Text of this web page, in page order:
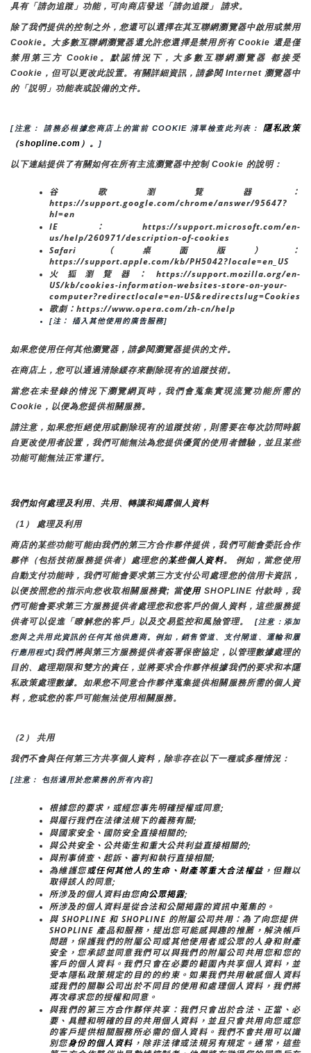
具有「請勿追蹤」功能，可向商店發送「請勿追蹤」 請求。
除了我們提供的控制之外，您還可以選擇在其互聯網瀏覽器中啟用或禁用
Cookie。大多數互聯網瀏覽器還允許您選擇是禁用所有 Cookie 還是僅
禁用第三方 Cookie。默認情況下，大多數互聯網瀏覽器 都接受
Cookie，但可以更改此設置。有關詳細資訊，請參閱 Internet 瀏覽器中
的「説明」功能表或設備的文件。
[注意： 請務必根據您商店上的當前 COOKIE 清單檢查此列表： 隱私政策
（shopline.com）。
]
以下連結提供了有關如何在所有主流瀏覽器中控制 Cookie 的說明：
谷歌瀏覽器：
https://support.google.com/chrome/answer/95647?
hl=en
IE：https://support.microsoft.com/en-
us/help/260971/description-of-cookies
Safari（桌面版）：
https://support.apple.com/kb/PH5042?locale=en_US
火狐瀏覽器：https://support.mozilla.org/en-
US/kb/cookies-information-websites-store-on-your-
computer?redirectlocale=en-US&redirectslug=Cookies
歌劇：https://www.opera.com/zh-cn/help
[注： 插入其他使用的廣告服務]
如果您使用任何其他瀏覽器，請參閱瀏覽器提供的文件。
在商店上，您可以通過清除緩存來刪除現有的追蹤技術。
當您在未登錄的情況下瀏覽網頁時，我們會蒐集實現流覽功能所需的
Cookie，以便為您提供相關服務。
請注意，如果您拒絕使用或刪除現有的追蹤技術，則需要在每次訪問時親
自更改使用者設置，我們可能無法為您提供優質的使用者體驗，並且某些
功能可能無法正常運行。
我們如何處理及利用、共用、轉讓和揭露個人資料
（1） 處理及利用
商店的某些功能可能由我們的第三方合作夥伴提供，我們可能會委託合作
夥伴（包括技術服務提供者）處理您的某些個人資料。 例如，當您使用
自動支付功能時，我們可能會要求第三方支付公司處理您的信用卡資訊，
以便按照您的指示向您收取相關服務費; 當使用 SHOPLINE 付款時，我
們可能會要求第三方服務提供者處理您和您客戶的個人資料，這些服務提
供者可以促進「瞭解您的客戶」以及交易監控和風險管理。
[注意：添加
您與之共用此資訊的任何其他供應商。例如，銷售管道、支付閘道、運輸和履
行應用程式]我們將與第三方服務提供者簽署保密協定，以管理數據處理的
目的、處理期限和雙方的責任，並將要求合作夥伴根據我們的要求和本隱
私政策處理數據。如果您不同意合作夥伴蒐集提供相關服務所需的個人資
料，您或您的客戶可能無法使用相關服務。
（2） 共用
我們不會與任何第三方共享個人資料，除非存在以下一種或多種情況：
[注意： 包括適用於您業務的所有內容]
根據您的要求，或經您事先明確授權或同意;
與履行我們在法律法規下的義務有關;
與國家安全、國防安全直接相關的;
與公共安全、公共衛生和重大公共利益直接相關的;
與刑事偵查、起訴、審判和執行直接相關;
為維護您或任何其他人的生命、財產等重大合法權益，但難以
取得該人的同意;
所涉及的個人資料由您向公眾揭露;
所涉及的個人資料是從合法和公開揭露的資訊中蒐集的。
與 SHOPLINE 和 SHOPLINE 的附屬公司共用：為了向您提供
SHOPLINE 產品和服務，提出您可能感興趣的推薦，解決帳戶
問題，保護我們的附屬公司或其他使用者或公眾的人身和財產
安全，您承認並同意我們可以與我們的附屬公司共用您和您的
客戶的個人資料。我們只會在必要的範圍內共享個人資料，並
受本隱私政策規定的目的的約束。如果我們共用敏感個人資料
或我們的關聯公司出於不同目的使用和處理個人資料，我們將
再次尋求您的授權和同意。
與我們的第三方合作夥伴共享：我們只會出於合法、正當、必
要、具體和明確的目的共用個人資料，並且只會共用向您或您
的客戶提供相關服務所必需的個人資料。我們不會共用可以識
別您身份的個人資料 ，除非法律或法規另有規定。通常，這些